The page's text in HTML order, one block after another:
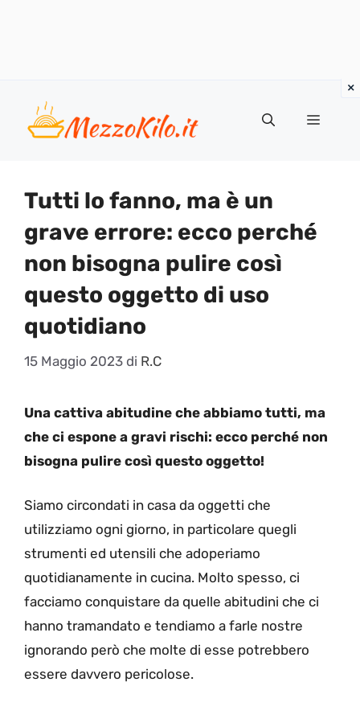
contenuto
Menu
Tutti lo fanno, ma è un
grave errore: ecco perché
non bisogna pulire così
questo oggetto di uso
quotidiano
15 Maggio 2023 di R.C
Una cattiva abitudine che abbiamo tutti, ma
che ci espone a gravi rischi: ecco perché non
bisogna pulire così questo oggetto!
Siamo circondati in casa da oggetti che
utilizziamo ogni giorno, in particolare quegli
strumenti ed utensili che adoperiamo
quotidianamente in cucina. Molto spesso, ci
facciamo conquistare da quelle abitudini che ci
hanno tramandato e tendiamo a farle nostre
ignorando però che molte di esse potrebbero
essere davvero pericolose.